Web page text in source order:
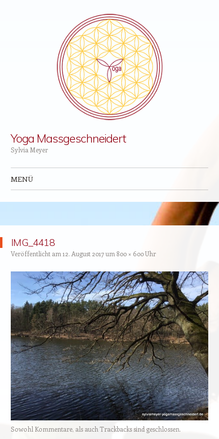
Yoga Massgeschneidert
Sylvia Meyer
MENÜ
IMG_4418
Veröffentlicht am 12. August 2017um 800 × 600Uhr
Sowohl Kommentare, als auch Trackbacks sind geschlossen.